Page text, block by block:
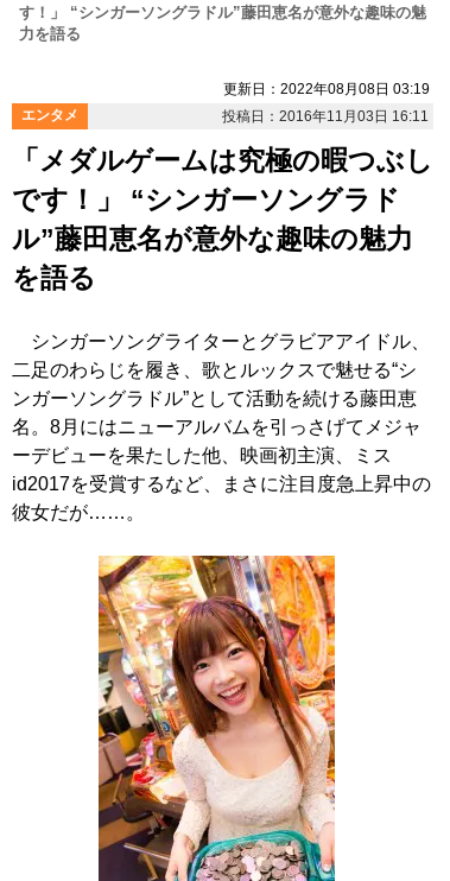
す！」 “シンガーソングラドル”藤田恵名が意外な趣味の魅
力を語る
更新日：2022年08月08日 03:19
エンタメ
投稿日：2016年11月03日 16:11
「メダルゲームは究極の暇つぶし
です！」 “シンガーソングラド
ル”藤田恵名が意外な趣味の魅力
を語る
シンガーソングライターとグラビアアイドル、
二足のわらじを履き、歌とルックスで魅せる“シ
ンガーソングラドル”として活動を続ける藤田恵
名。8月にはニューアルバムを引っさげてメジャ
ーデビューを果たした他、映画初主演、ミス
id2017を受賞するなど、まさに注目度急上昇中の
彼女だが……。